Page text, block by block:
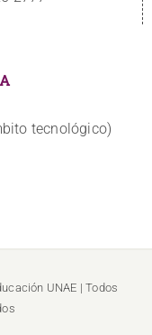
tecnológico)
UNAE | Todos